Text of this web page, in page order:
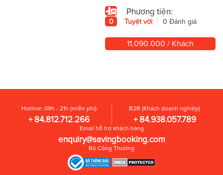
Phương tiện:
0 Tuyệt vời 0 Đánh giá
11.090.000 / Khách
Hotline: 09h - 21h (miễn phí)
+ 84.812.712.266
B2B (Khách doanh nghiệp)
+ 84.938.057.789
Email hỗ trợ khách hàng
enquiry@savingbooking.com
Bộ Công Thương